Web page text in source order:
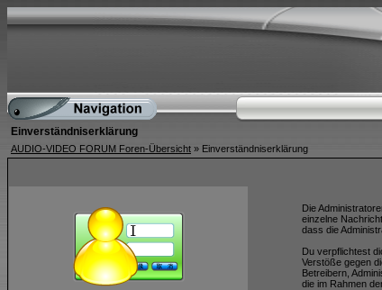
Einverständniserklärung
AUDIO-VIDEO FORUM Foren-Übersicht » Einverständniserklärung
Die
einzelne
dass die
Du verpflichtest
Verstöße gegen
Betreibern,
die im Rahmen